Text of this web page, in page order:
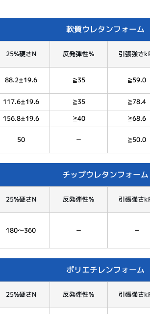
軟質ウレタンフォーム
25%硬さN 反発弾性％ 引張強さ
88.2±19.6 ≧35 ≧59.0
117.6±19.6 ≧35 ≧78.4
156.8±19.6 ≧40 ≧68.6
50 － ≧50.0
チップウレタンフォーム
25%硬さN 反発弾性％ 引張強さ
180～360 － －
ポリエチレンフォーム
25%硬さN 反発弾性％ 引張強さ